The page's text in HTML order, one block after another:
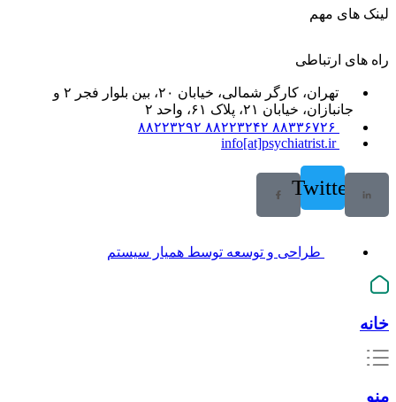
لینک های مهم
راه های ارتباطی
تهران، کارگر شمالی، خیابان ۲۰، بین بلوار فجر ۲ و
جانبازان، خیابان ۲۱، پلاک ۶۱، واحد ۲
۸۸۳۳۶۷۲۶ ۸۸۲۲۳۲۴۲ ۸۸۲۲۳۲۹۲
info[at]psychiatrist.ir
Twitter
طراحی و توسعه توسط همیار سیستم
خانه
منو